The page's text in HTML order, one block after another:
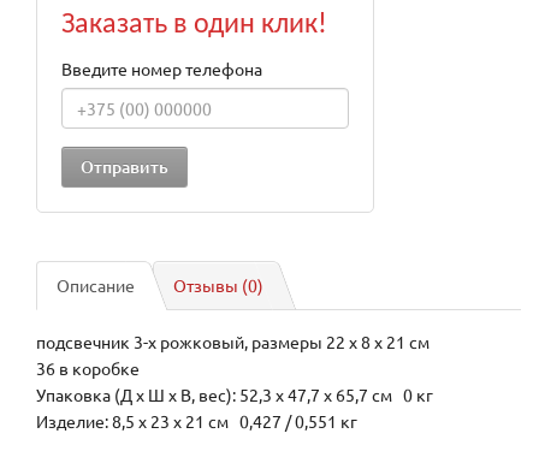
Заказать в один клик!
Введите номер телефона
Описание Отзывы (0)
подсвечник 3-х рожковый, размеры 22 х 8 х 21 см
36 в коробке
Упаковка (Д х Ш х В, вес): 52,3 x 47,7 x 65,7 см 0 кг
Изделие: 8,5 x 23 x 21 см 0,427 / 0,551 кг